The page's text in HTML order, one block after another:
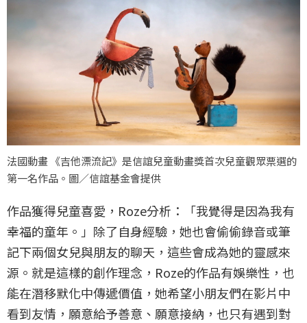
法國動畫 《吉他漂流記》是信誼兒童動畫獎首次兒童觀眾票選的
第一名作品。圖／信誼基金會提供
作品獲得兒童喜愛，Roze分析：「我覺得是因為我有
幸福的童年。」除了自身經驗，她也會偷偷錄音或筆
記下兩個女兒與朋友的聊天，這些會成為她的靈感來
源。就是這樣的創作理念，Roze的作品有娛樂性，也
能在潛移默化中傳遞價值，她希望小朋友們在影片中
看到友情，願意給予善意、願意接納，也只有遇到對